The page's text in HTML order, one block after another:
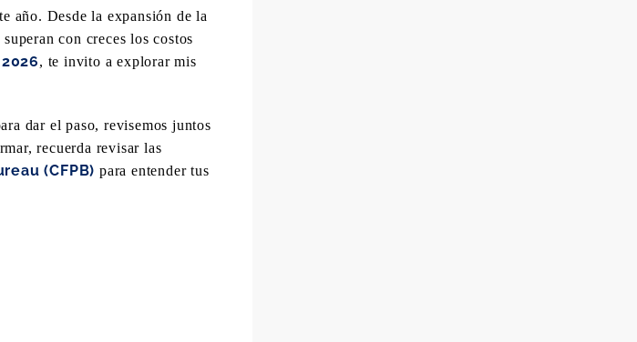
año. Desde la expansión de la
con creces los costos
, te invito a explorar mis
dar el paso, revisemos juntos
recuerda revisar las
(CFPB) para entender tus